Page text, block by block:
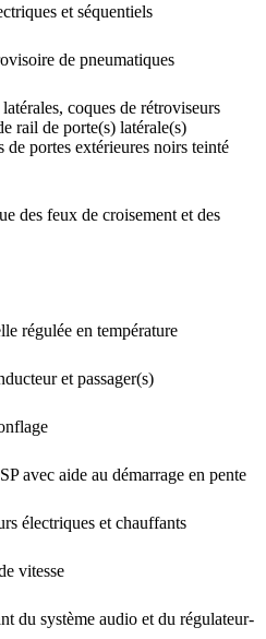
et séquentiels
de pneumatiques
coques de rétroviseurs
rail de porte(s) latérale(s)
de portes extérieures noirs teinté
des feux de croisement et des
régulée en température
et passager(s)
avec aide au démarrage en pente
électriques et chauffants
vitesse
du système audio et du régulateur-